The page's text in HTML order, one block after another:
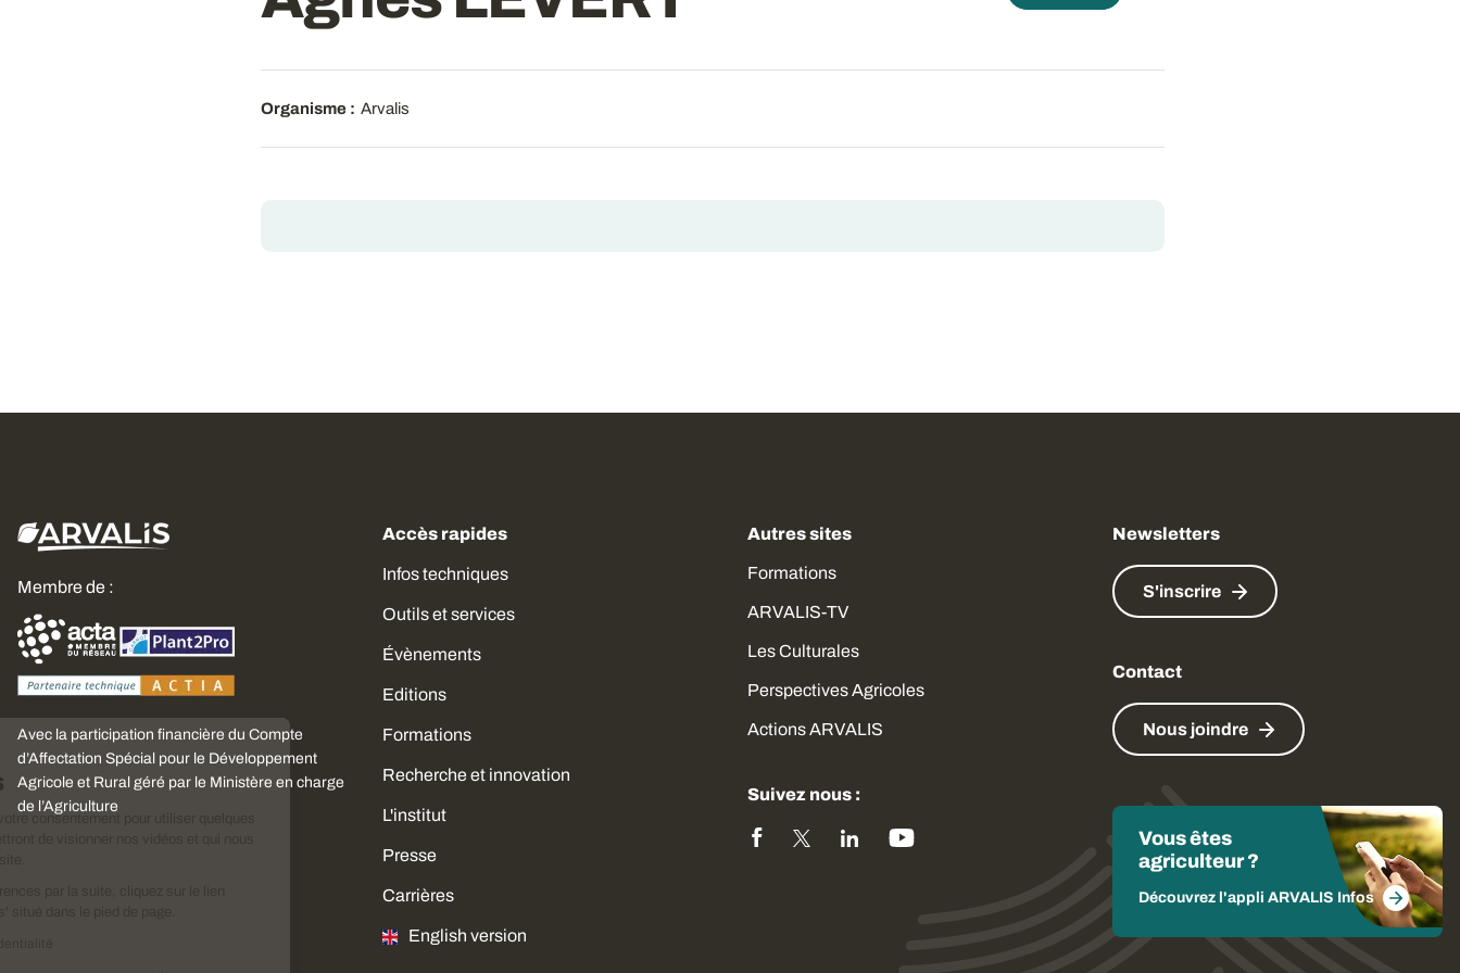
Choisissez
vos cookies
Nous avons besoin de votre consentement pour utiliser quelques
Pour modifier vos préférences par la suite, cliquez sur le lien
Organisme : Arvalis
Membre de :
Avec la participation financière du Compte
d’Affectation Spécial pour le Développement
Agricole et Rural géré par le Ministère en charge
de l’Agriculture
Accès rapides
Infos techniques
Outils et services
Évènements
Editions
Formations
Recherche et innovation
L'institut
Presse
Carrières
English version
Autres sites
Formations
ARVALIS-TV
Les Culturales
Perspectives Agricoles
Actions ARVALIS
Suivez nous :
Newsletters
S'inscrire
Contact
Nous joindre
Vous êtes
agriculteur ?
Découvrez l'appli ARVALIS Infos